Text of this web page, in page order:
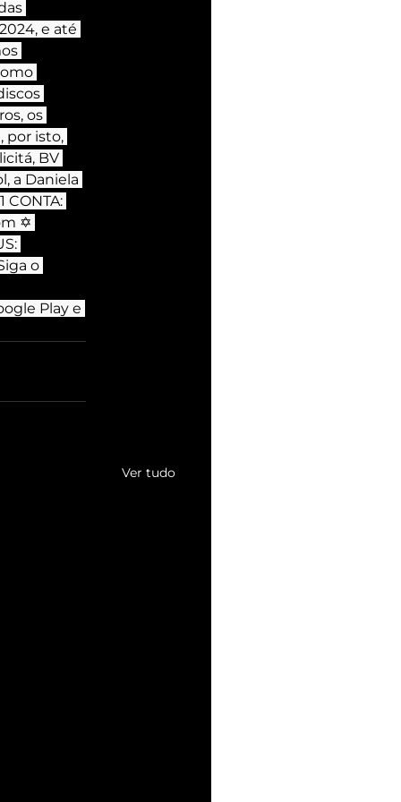
e até
os
por isto,
BV
a Daniela
CONTA:
✡
o
Play e
Ver tudo